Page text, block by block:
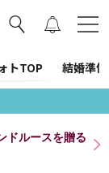
トTOP 結婚準
ドルースを贈る